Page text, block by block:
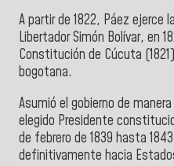
A partir de 1822, Páez
Libertador Simón Bolívar, en
Constitución de Cúcuta
bogotana.
Asumió el gobierno de
elegido Presidente
de febrero de 1839 hasta
definitivamente hacia